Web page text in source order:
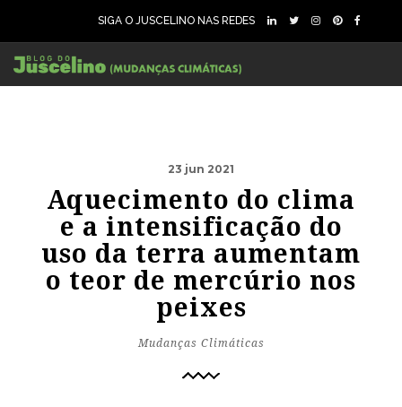
SIGA O JUSCELINO NAS REDES
23 jun 2021
Aquecimento do clima
e a intensificação do
uso da terra aumentam
o teor de mercúrio nos
peixes
Mudanças Climáticas